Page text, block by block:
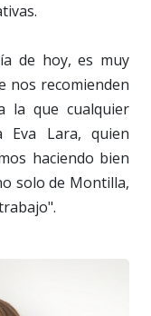
de hoy, es muy
nos recomienden
la que cualquier
Eva Lara, quien
haciendo bien
solo de Montilla,